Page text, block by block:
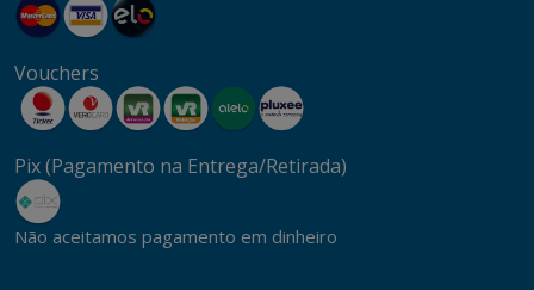
Vouchers
Pix (Pagamento na Entrega/Retirada)
Não aceitamos pagamento em dinheiro